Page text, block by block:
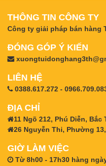
THÔNG TIN CÔNG TY
Công ty giải pháp bán hàng
ĐÓNG GÓP Ý KIẾN
LIÊN HỆ
0388.617.272 -
ĐỊA CHỈ
11 Ngõ 212, Phú Diễn, Bắc
26 Nguyễn Thi, Phường 13,
GIỜ LÀM VIỆC
Từ 8h00 - 17h30 hàng